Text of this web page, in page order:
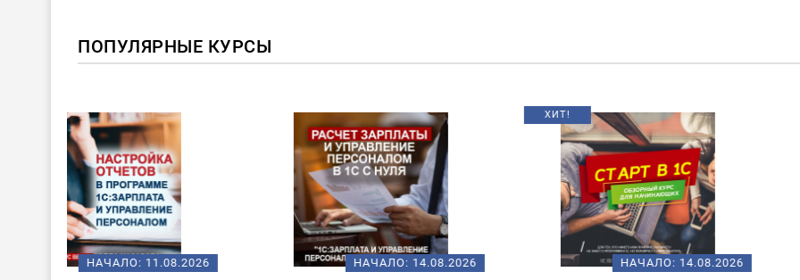
ПОПУЛЯРНЫЕ КУРСЫ
НАЧАЛО: 14.08.2026
ХИТ!
НАЧАЛО: 14.08.2026 НАЧАЛО: